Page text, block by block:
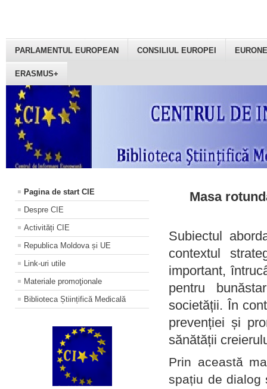
PARLAMENTUL EUROPEAN CONSILIUL EUROPEI
ERASMUS+
Pagina de start CIE
Despre CIE
Activități CIE
Republica Moldova și UE
Link-uri utile
Materiale promoţionale
Biblioteca Științifică Medicală
Masa
Subiectul
contextul
important,
pentru
societății. În
prevenției și
sănătății
Prin această
spațiu de dialog